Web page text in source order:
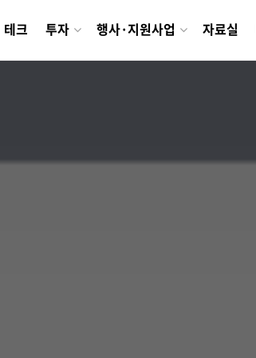
테크 투자 행사·지원사업 자료실